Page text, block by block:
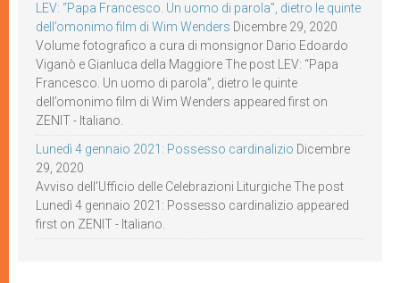
LEV: “Papa Francesco. Un uomo di parola”, dietro le quinte
dell’omonimo film di Wim Wenders Dicembre 29, 2020
Volume fotografico a cura di monsignor Dario Edoardo
Viganò e Gianluca della Maggiore The post LEV: “Papa
Francesco. Un uomo di parola”, dietro le quinte
dell’omonimo film di Wim Wenders appeared first on
ZENIT - Italiano.
Lunedì 4 gennaio 2021: Possesso cardinalizio Dicembre
29, 2020
Avviso dell’Ufficio delle Celebrazioni Liturgiche The post
Lunedì 4 gennaio 2021: Possesso cardinalizio appeared
first on ZENIT - Italiano.